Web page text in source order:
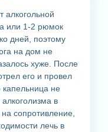
алкогольной
или 1-2 рюмок
дней, поэтому
на дом не
хуже. После
его и провел
капельница не
в
сопротивление,
лечь в